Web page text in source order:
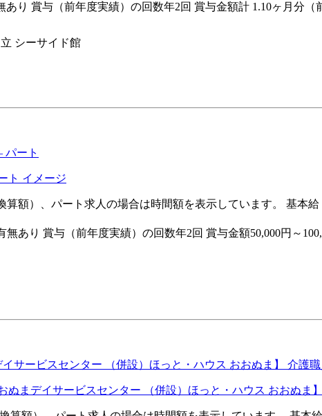
り 賞与（前年度実績）の回数年2回 賞与金額計 1.10ヶ月分（
シーサイド館
パート
額）、パート求人の場合は時間額を表示しています。 基本
あり 賞与（前年度実績）の回数年2回 賞与金額50,000円～
サービスセンター （併設）ほっと・ハウス おおぬま】 介護